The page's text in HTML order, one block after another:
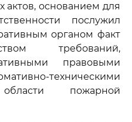
актов, основанием для
послужил
органом факт
требований,
правовыми
техническими
пожарной